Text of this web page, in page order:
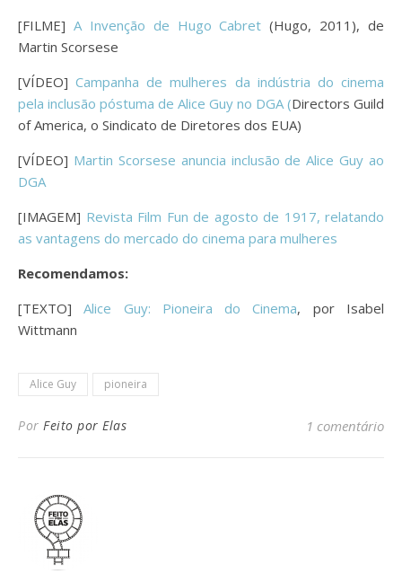
[FILME] A Invenção de Hugo Cabret (Hugo, 2011), de
Martin Scorsese
[VÍDEO] Campanha de mulheres da indústria do cinema
pela inclusão póstuma de Alice Guy no DGA (Directors Guild
of America, o Sindicato de Diretores dos EUA)
[VÍDEO] Martin Scorsese anuncia inclusão de Alice Guy ao
DGA
[IMAGEM] Revista Film Fun de agosto de 1917, relatando
as vantagens do mercado do cinema para mulheres
Recomendamos:
[TEXTO] Alice Guy: Pioneira do Cinema, por Isabel
Wittmann
Alice Guy pioneira
Por Feito por Elas 1 comentário